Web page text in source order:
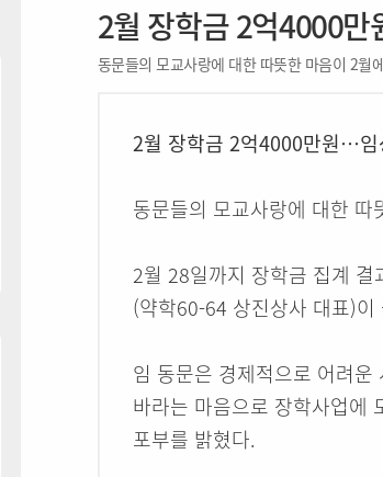
2월 장학금 2억4000
동문들의 모교사랑에 대한 따뜻한 마음이 2월
2월 장학금 2억4000만원…임
동문들의 모교사랑에 대한
2월 28일까지 장학금 집계
(약학60-64 상진상사 대표)
임 동문은 경제적으로 어려
바라는 마음으로 장학사업에
포부를 밝혔다.